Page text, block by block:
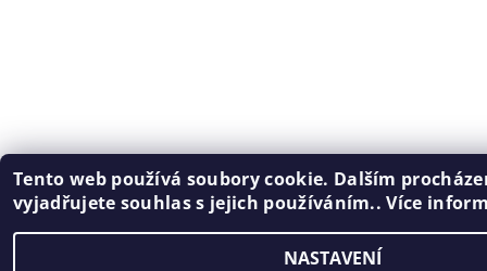
Tento web používá soubory cookie. Dalším
vyjadřujete souhlas s jejich používáním.. Více
NASTAVENÍ